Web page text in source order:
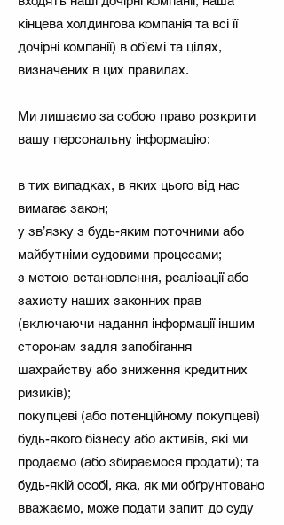
кінцева холдингова компанія та всі її
дочірні компанії) в об’ємі та цілях,
визначених в цих правилах.
Ми лишаємо за собою право розкрити
вашу персональну інформацію:
в тих випадках, в яких цього від нас
вимагає закон;
у зв’язку з будь-яким поточними або
майбутніми судовими процесами;
з метою встановлення, реалізації або
захисту наших законних прав
(включаючи надання інформації іншим
сторонам задля запобігання
шахрайству або зниження кредитних
ризиків);
покупцеві (або потенційному покупцеві)
будь-якого бізнесу або активів, які ми
продаємо (або збираємося продати); та
будь-якій особі, яка, як ми обґрунтовано
вважаємо, може подати запит до суду